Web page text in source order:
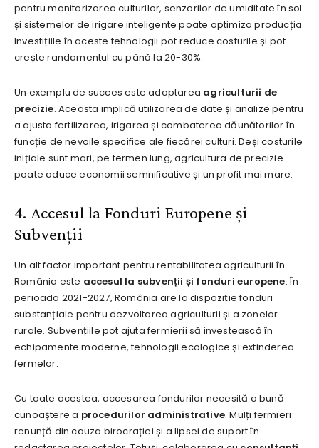
pentru monitorizarea culturilor, senzorilor de umiditate în sol
și sistemelor de irigare inteligente poate optimiza producția.
Investițiile în aceste tehnologii pot reduce costurile și pot
crește randamentul cu până la 20-30%.
Un exemplu de succes este adoptarea agriculturii de
precizie. Aceasta implică utilizarea de date și analize pentru
a ajusta fertilizarea, irigarea și combaterea dăunătorilor în
funcție de nevoile specifice ale fiecărei culturi. Deși costurile
inițiale sunt mari, pe termen lung, agricultura de precizie
poate aduce economii semnificative și un profit mai mare.
4. Accesul la Fonduri Europene și
Subvenții
Un alt factor important pentru rentabilitatea agriculturii în
România este accesul la subvenții și fonduri europene. În
perioada 2021-2027, România are la dispoziție fonduri
substanțiale pentru dezvoltarea agriculturii și a zonelor
rurale. Subvențiile pot ajuta fermierii să investească în
echipamente moderne, tehnologii ecologice și extinderea
fermelor.
Cu toate acestea, accesarea fondurilor necesită o bună
cunoaștere a procedurilor administrative. Mulți fermieri
renunță din cauza birocrației și a lipsei de suport în